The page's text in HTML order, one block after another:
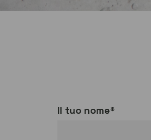
Il tuo nome*